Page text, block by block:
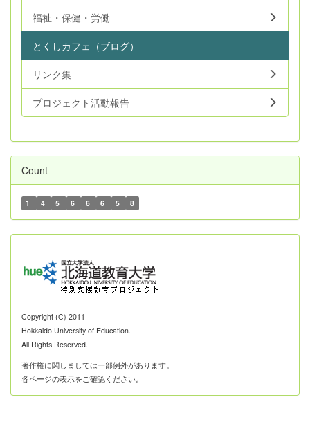
福祉・保健・労働
とくしカフェ（ブログ）
リンク集
プロジェクト活動報告
Count
1 4 5 6 6 6 5 8
Copyright (C) 2011
Hokkaido University of Education.
All Rights Reserved.
著作権に関しましては一部例外があります。
各ページの表示をご確認ください。